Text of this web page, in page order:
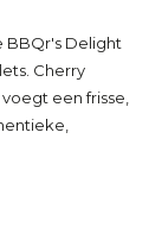
BBQr's Delight
Cherry
een frisse,